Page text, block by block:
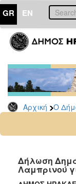
GR EN
Αρχική Ο
ΔΗΜΟΣ
Δελτία
Τύπου
Αρχείο
2026
2024
2022
Δήλωση
Λαμπρινού